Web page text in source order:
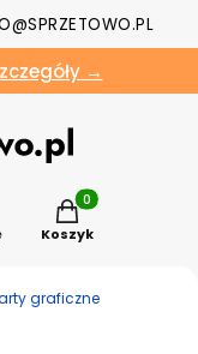
→
Produkty w
Koszyk
graficzne